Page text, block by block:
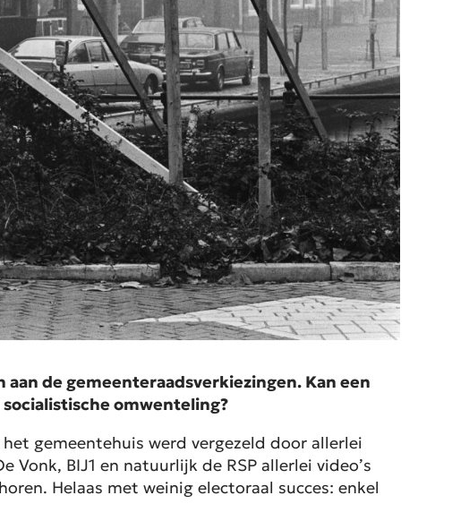
de gemeenteraadsverkiezingen. Kan een
omwenteling?
gemeentehuis werd vergezeld door allerlei
BIJ1 en natuurlijk de RSP allerlei video’s
Helaas met weinig electoraal succes: enkel